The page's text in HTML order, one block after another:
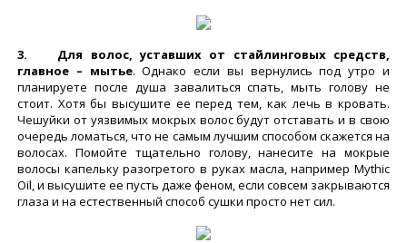
3. Для волос, уставших от стайлинговых средств,
главное – мытье. Однако если вы вернулись под утро и
планируете после душа завалиться спать, мыть голову не
стоит. Хотя бы высушите ее перед тем, как лечь в кровать.
Чешуйки от уязвимых мокрых волос будут отставать и в свою
очередь ломаться, что не самым лучшим способом скажется на
волосах. Помойте тщательно голову, нанесите на мокрые
волосы капельку разогретого в руках масла, например Mythic
Oil, и высушите ее пусть даже феном, если совсем закрываются
глаза и на естественный способ сушки просто нет сил.